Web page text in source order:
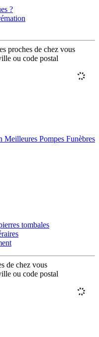
?
proches de chez vous
ou code postal
Pompes Funèbres
tombales
de chez vous
ou code postal